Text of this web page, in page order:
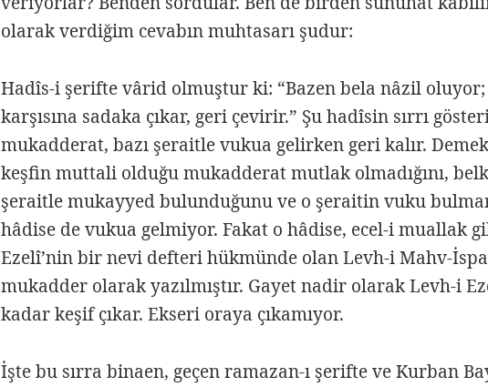
olarak verdiğim cevabın muhtasarı şudur:
Hadîs-i şerifte vârid olmuştur ki: “Bazen bela nâzil
karşısına sadaka çıkar, geri çevirir.” Şu hadîsin sırrı
mukadderat, bazı şeraitle vukua gelirken geri kalır.
keşfin muttali olduğu mukadderat mutlak olmadığını,
şeraitle mukayyed bulunduğunu ve o şeraitin vuku
hâdise de vukua gelmiyor. Fakat o hâdise, ecel-i muallak
Ezelî’nin bir nevi defteri hükmünde olan Levh-i Mahv-
mukadder olarak yazılmıştır. Gayet nadir olarak Levh-i
kadar keşif çıkar. Ekseri oraya çıkamıyor.
İşte bu sırra binaen, geçen ramazan-ı şerifte ve Kurban